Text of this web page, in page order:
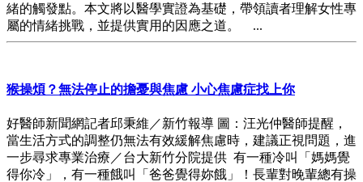
緒的觸發點。本文將以醫學實證為基礎，帶領讀者理解女性專
屬的情緒挑戰，並提供實用的因應之道。 ...
猴操煩？無法停止的擔憂與焦慮 小心焦慮症找上你
好醫師新聞網記者邱秉維／新竹報導 圖：汪光仲醫師提醒，
當生活方式的調整仍無法有效緩解焦慮時，建議正視問題，進
一步尋求專業治療／台大新竹分院提供 有一種冷叫「媽媽覺
得你冷」，有一種餓叫「爸爸覺得妳餓」！長輩對晚輩總有操